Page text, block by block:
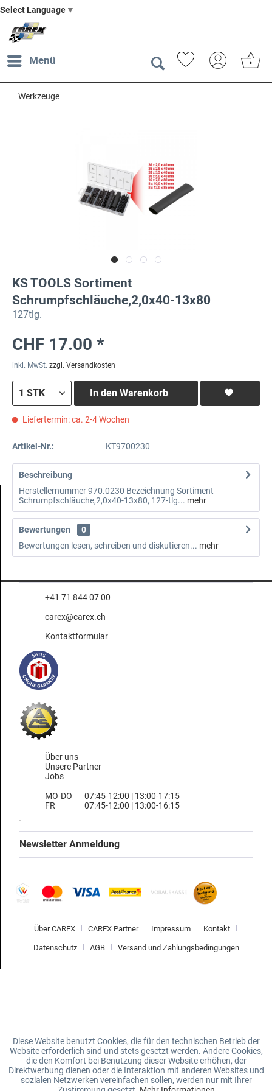
Select Language ▼
Menü
Werkzeuge
KS TOOLS Sortiment
Schrumpfschläuche,2,0x40-13x80
127tlg.
CHF 17.00 *
inkl. MwSt. zzgl. Versandkosten
In den Warenkorb
Liefertermin: ca. 2-4 Wochen
Artikel-Nr.: KT9700230
Beschreibung
Herstellernummer 970.0230 Bezeichnung Sortiment
Schrumpfschläuche,2,0x40-13x80, 127-tlg... mehr
Bewertungen
0
Bewertungen lesen, schreiben und diskutieren... mehr
+41 71 844 07 00
carex@carex.ch
Kontaktformular
Über uns
Unsere Partner
Jobs
MO-DO
FR
07:45-12:00 | 13:00-17:15
07:45-12:00 | 13:00-16:15
Newsletter Anmeldung
Über CAREX CAREX Partner Impressum Kontakt
Datenschutz AGB Versand und Zahlungsbedingungen
Diese Website benutzt Cookies, die für den technischen Betrieb der
Website erforderlich sind und stets gesetzt werden. Andere Cookies,
die den Komfort bei Benutzung dieser Website erhöhen, der
Direktwerbung dienen oder die Interaktion mit anderen Websites und
sozialen Netzwerken vereinfachen sollen, werden nur mit Ihrer